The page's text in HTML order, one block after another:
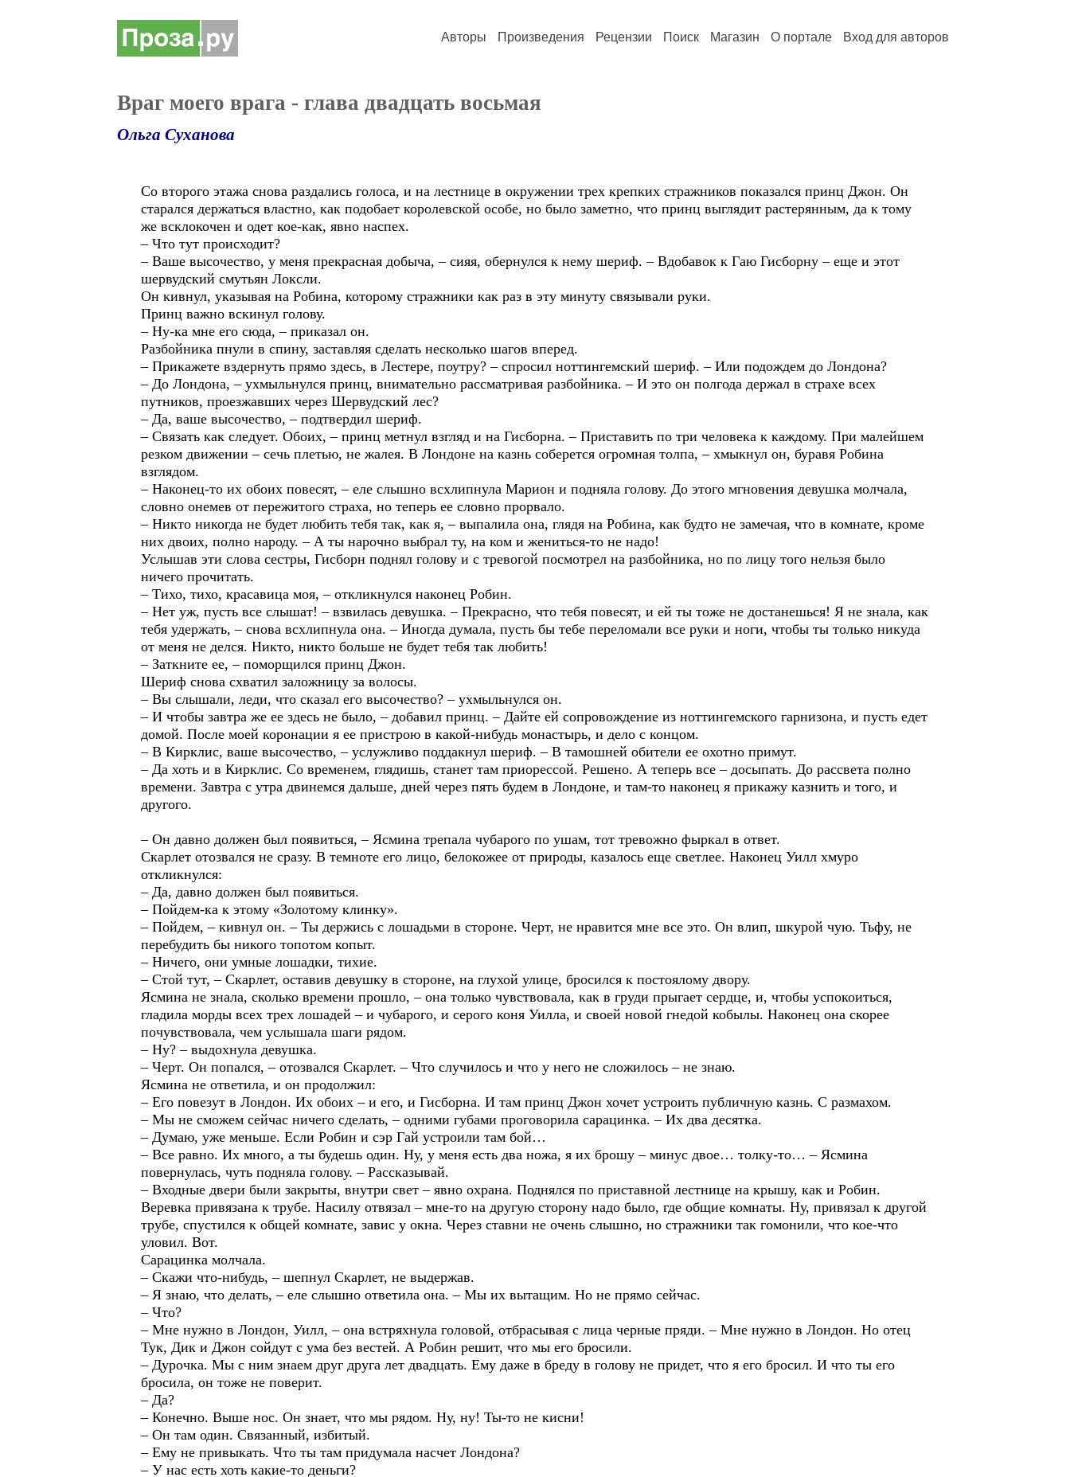
Авторы Произведения Рецензии Поиск Магазин О портале Вход для авторов
Враг моего врага - глава двадцать восьмая
Ольга Суханова
Со второго этажа снова раздались голоса, и на лестнице в окружении трех крепких стражников показался принц Джон. Он
старался держаться властно, как подобает королевской особе, но было заметно, что принц выглядит растерянным, да к тому
же всклокочен и одет кое-как, явно наспех.
– Что тут происходит?
– Ваше высочество, у меня прекрасная добыча, – сияя, обернулся к нему шериф. – Вдобавок к Гаю Гисборну – еще и этот
шервудский смутьян Локсли.
Он кивнул, указывая на Робина, которому стражники как раз в эту минуту связывали руки.
Принц важно вскинул голову.
– Ну-ка мне его сюда, – приказал он.
Разбойника пнули в спину, заставляя сделать несколько шагов вперед.
– Прикажете вздернуть прямо здесь, в Лестере, поутру? – спросил ноттингемский шериф. – Или подождем до Лондона?
– До Лондона, – ухмыльнулся принц, внимательно рассматривая разбойника. – И это он полгода держал в страхе всех
путников, проезжавших через Шервудский лес?
– Да, ваше высочество, – подтвердил шериф.
– Связать как следует. Обоих, – принц метнул взгляд и на Гисборна. – Приставить по три человека к каждому. При малейшем
резком движении – сечь плетью, не жалея. В Лондоне на казнь соберется огромная толпа, – хмыкнул он, буравя Робина
взглядом.
– Наконец-то их обоих повесят, – еле слышно всхлипнула Марион и подняла голову. До этого мгновения девушка молчала,
словно онемев от пережитого страха, но теперь ее словно прорвало.
– Никто никогда не будет любить тебя так, как я, – выпалила она, глядя на Робина, как будто не замечая, что в комнате, кроме
них двоих, полно народу. – А ты нарочно выбрал ту, на ком и жениться-то не надо!
Услышав эти слова сестры, Гисборн поднял голову и с тревогой посмотрел на разбойника, но по лицу того нельзя было
ничего прочитать.
– Тихо, тихо, красавица моя, – откликнулся наконец Робин.
– Нет уж, пусть все слышат! – взвилась девушка. – Прекрасно, что тебя повесят, и ей ты тоже не достанешься! Я не знала, как
тебя удержать, – снова всхлипнула она. – Иногда думала, пусть бы тебе переломали все руки и ноги, чтобы ты только никуда
от меня не делся. Никто, никто больше не будет тебя так любить!
– Заткните ее, – поморщился принц Джон.
Шериф снова схватил заложницу за волосы.
– Вы слышали, леди, что сказал его высочество? – ухмыльнулся он.
– И чтобы завтра же ее здесь не было, – добавил принц. – Дайте ей сопровождение из ноттингемского гарнизона, и пусть едет
домой. После моей коронации я ее пристрою в какой-нибудь монастырь, и дело с концом.
– В Кирклис, ваше высочество, – услужливо поддакнул шериф. – В тамошней обители ее охотно примут.
– Да хоть и в Кирклис. Со временем, глядишь, станет там приорессой. Решено. А теперь все – досыпать. До рассвета полно
времени. Завтра с утра двинемся дальше, дней через пять будем в Лондоне, и там-то наконец я прикажу казнить и того, и
другого.
– Он давно должен был появиться, – Ясмина трепала чубарого по ушам, тот тревожно фыркал в ответ.
Скарлет отозвался не сразу. В темноте его лицо, белокожее от природы, казалось еще светлее. Наконец Уилл хмуро
откликнулся:
– Да, давно должен был появиться.
– Пойдем-ка к этому «Золотому клинку».
– Пойдем, – кивнул он. – Ты держись с лошадьми в стороне. Черт, не нравится мне все это. Он влип, шкурой чую. Тьфу, не
перебудить бы никого топотом копыт.
– Ничего, они умные лошадки, тихие.
– Стой тут, – Скарлет, оставив девушку в стороне, на глухой улице, бросился к постоялому двору.
Ясмина не знала, сколько времени прошло, – она только чувствовала, как в груди прыгает сердце, и, чтобы успокоиться,
гладила морды всех трех лошадей – и чубарого, и серого коня Уилла, и своей новой гнедой кобылы. Наконец она скорее
почувствовала, чем услышала шаги рядом.
– Ну? – выдохнула девушка.
– Черт. Он попался, – отозвался Скарлет. – Что случилось и что у него не сложилось – не знаю.
Ясмина не ответила, и он продолжил:
– Его повезут в Лондон. Их обоих – и его, и Гисборна. И там принц Джон хочет устроить публичную казнь. С размахом.
– Мы не сможем сейчас ничего сделать, – одними губами проговорила сарацинка. – Их два десятка.
– Думаю, уже меньше. Если Робин и сэр Гай устроили там бой…
– Все равно. Их много, а ты будешь один. Ну, у меня есть два ножа, я их брошу – минус двое… толку-то… – Ясмина
повернулась, чуть подняла голову. – Рассказывай.
– Входные двери были закрыты, внутри свет – явно охрана. Поднялся по приставной лестнице на крышу, как и Робин.
Веревка привязана к трубе. Насилу отвязал – мне-то на другую сторону надо было, где общие комнаты. Ну, привязал к другой
трубе, спустился к общей комнате, завис у окна. Через ставни не очень слышно, но стражники так гомонили, что кое-что
уловил. Вот.
Сарацинка молчала.
– Скажи что-нибудь, – шепнул Скарлет, не выдержав.
– Я знаю, что делать, – еле слышно ответила она. – Мы их вытащим. Но не прямо сейчас.
– Что?
– Мне нужно в Лондон, Уилл, – она встряхнула головой, отбрасывая с лица черные пряди. – Мне нужно в Лондон. Но отец
Тук, Дик и Джон сойдут с ума без вестей. А Робин решит, что мы его бросили.
– Дурочка. Мы с ним знаем друг друга лет двадцать. Ему даже в бреду в голову не придет, что я его бросил. И что ты его
бросила, он тоже не поверит.
– Да?
– Конечно. Выше нос. Он знает, что мы рядом. Ну, ну! Ты-то не кисни!
– Он там один. Связанный, избитый.
– Ему не привыкать. Что ты там придумала насчет Лондона?
– У нас есть хоть какие-то деньги?